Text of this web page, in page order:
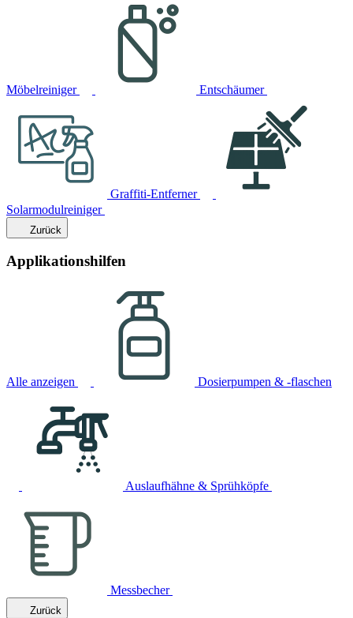
Möbelreiniger Entschäumer
Graffiti-Entferner
Solarmodulreiniger
Zurück
Applikationshilfen
Alle anzeigen Dosierpumpen & -flaschen
Auslaufhähne & Sprühköpfe
Messbecher
Zurück